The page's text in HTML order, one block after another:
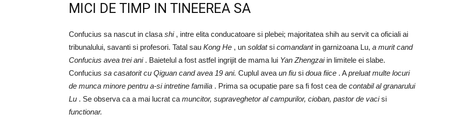
MICI DE TIMP IN TINEEREA SA
Confucius sa nascut in clasa shi, intre elita conducatoare si plebei; majoritatea shih au servit ca oficiali ai
tribunalului, savanti si profesori. Tatal sau Kong He , un soldatsi comandantin garnizoana Lu, a murit cand
Confucius avea trei ani. Baietelul a fost astfel ingrijit de mama lui Yan Zhengzaiin limitele ei slabe.
Confucius sa casatorit cu Qiguan cand avea 19 ani. Cuplul avea un fiu si doua fiice . Apreluat multe locuri
de munca minore pentru a-si intretine familia . Prima sa ocupatie pare sa fi fost cea de contabil al granarului
Lu . Se observa ca a mai lucrat ca muncitor, supraveghetor al campurilor, cioban, pastor de vacisi
functionar.